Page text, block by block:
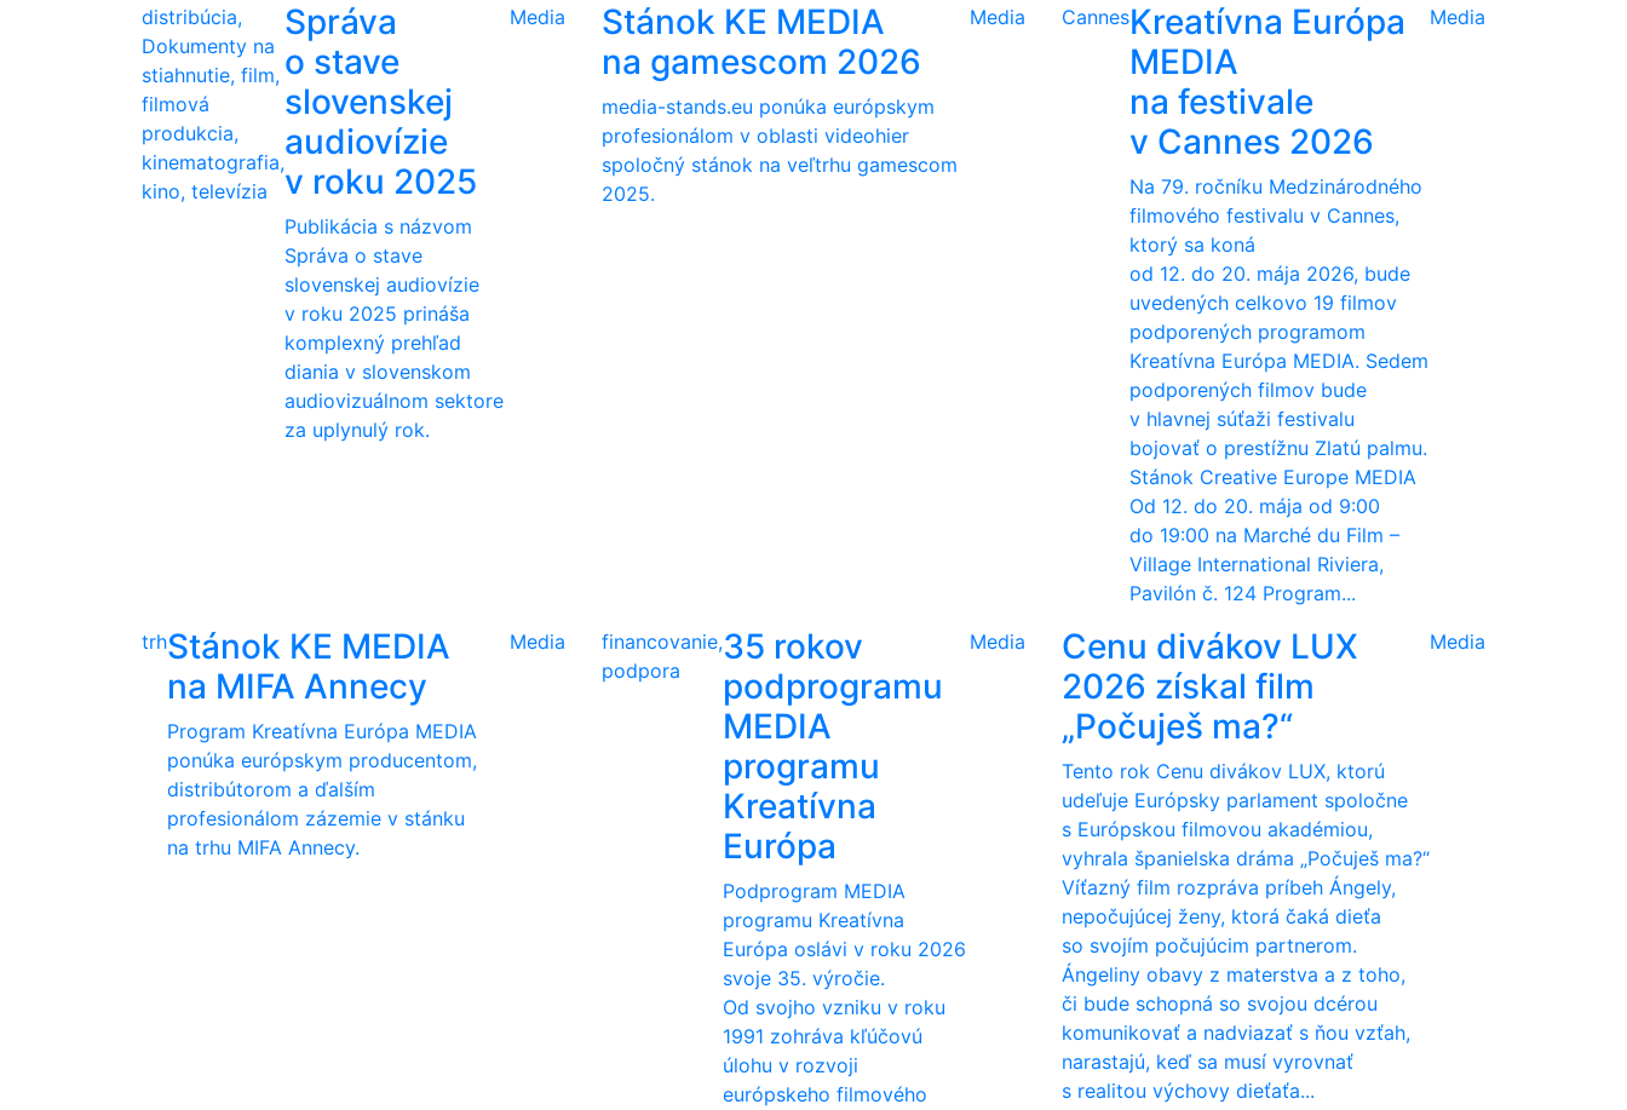
distribúcia,
Dokumenty na
stiahnutie, film,
filmová
produkcia,
kinematografia,
kino, televízia
Správa
o stave
slovenskej
audiovízie
v roku 2025
Publikácia s názvom
Správa o stave
slovenskej audiovízie
v roku 2025 prináša
komplexný prehľad
diania v slovenskom
audiovizuálnom sektore
za uplynulý rok.
Media
Stánok KE MEDIA
na gamescom 2026
media-stands.eu ponúka európskym
profesionálom v oblasti videohier
spoločný stánok na veľtrhu gamescom
2025.
Media CannesKreatívna Európa
MEDIA
na festivale
v Cannes 2026
Na 79. ročníku Medzinárodného
filmového festivalu v Cannes,
ktorý sa koná
od 12. do 20. mája 2026, bude
uvedených celkovo 19 filmov
podporených programom
Kreatívna Európa MEDIA. Sedem
podporených filmov bude
v hlavnej súťaži festivalu
bojovať o prestížnu Zlatú palmu.
Stánok Creative Europe MEDIA
Od 12. do 20. mája od 9:00
do 19:00 na Marché du Film –
Village International Riviera,
Pavilón č. 124 Program...
Media
trhStánok KE MEDIA
na MIFA Annecy
Program Kreatívna Európa MEDIA
ponúka európskym producentom,
distribútorom a ďalším
profesionálom zázemie v stánku
na trhu MIFA Annecy.
Media
financovanie,
podpora
35 rokov
podprogramu
MEDIA
programu
Kreatívna
Európa
Podprogram MEDIA
programu Kreatívna
Európa oslávi v roku 2026
svoje 35. výročie.
Od svojho vzniku v roku
1991 zohráva kľúčovú
úlohu v rozvoji
európskeho filmového
Media
Cenu divákov LUX
2026 získal film
„Počuješ ma?“
Tento rok Cenu divákov LUX, ktorú
udeľuje Európsky parlament spoločne
s Európskou filmovou akadémiou,
vyhrala španielska dráma „Počuješ ma?“
Víťazný film rozpráva príbeh Ángely,
nepočujúcej ženy, ktorá čaká dieťa
so svojím počujúcim partnerom.
Ángeliny obavy z materstva a z toho,
či bude schopná so svojou dcérou
komunikovať a nadviazať s ňou vzťah,
narastajú, keď sa musí vyrovnať
s realitou výchovy dieťaťa...
Media